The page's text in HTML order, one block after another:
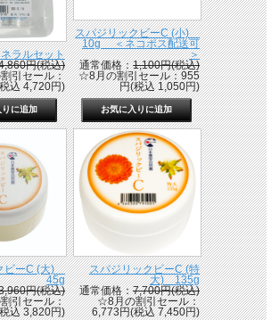
ラルセット
円(税込)
引セール：
込 4,720円)
スパジリックビーC (小)
10g ＜ネコポス配送可
＞
通常価格：1,100円(税込)
☆8月の割引セール：955
円(税込 1,050円)
ビーC (大)
45g
円(税込)
引セール：
込 3,820円)
スパジリックビーC (特
大) 135g
通常価格：7,700円(税込)
☆8月の割引セール：
6,773円(税込 7,450円)